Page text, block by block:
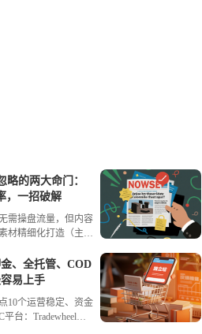
的两大命门：
，一招破解
需操盘流量，但内容
材精细化打造（主
（ERP、防断货积
履约，稳健盈利。
、全托管、COD
易上手
10个运营稳定、资金
台：Tradewheel、